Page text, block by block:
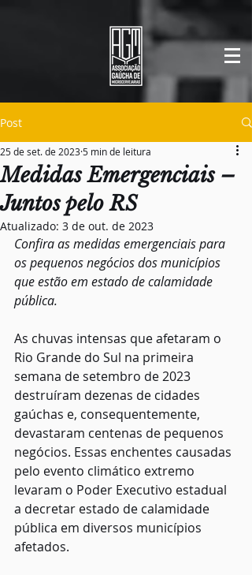
Post
Medidas Emergenciais –
Juntos pelo RS
25 de set. de 2023 5 min de leitura
Atualizado: 3 de out. de 2023
Confira as medidas emergenciais para
os pequenos negócios dos municípios
que estão em estado de calamidade
pública.
As chuvas intensas que afetaram o
Rio Grande do Sul na primeira
semana de setembro de 2023
destruíram dezenas de cidades
gaúchas e, consequentemente,
devastaram centenas de pequenos
negócios. Essas enchentes causadas
pelo evento climático extremo
levaram o Poder Executivo estadual
a decretar estado de calamidade
pública em diversos municípios
afetados.